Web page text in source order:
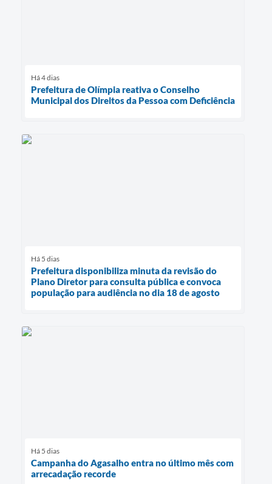
Há 4 dias
Prefeitura de Olímpia reativa o Conselho
Municipal dos Direitos da Pessoa com Deficiência
Há 5 dias
Prefeitura disponibiliza minuta da revisão do
Plano Diretor para consulta pública e convoca
população para audiência no dia 18 de agosto
Há 5 dias
Campanha do Agasalho entra no último mês com
arrecadação recorde